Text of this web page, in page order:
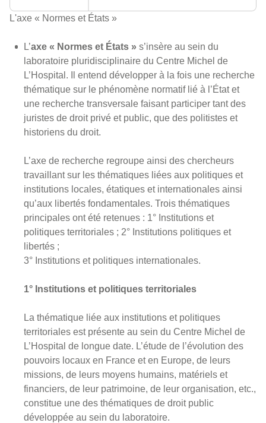
L'axe « Normes et États »
L’axe « Normes et États » s’insère au sein du
laboratoire pluridisciplinaire du Centre Michel de
L’Hospital. Il entend développer à la fois une recherche
thématique sur le phénomène normatif lié à l’État et
une recherche transversale faisant participer tant des
juristes de droit privé et public, que des politistes et
historiens du droit.
L’axe de recherche regroupe ainsi des chercheurs
travaillant sur les thématiques liées aux politiques et
institutions locales, étatiques et internationales ainsi
qu’aux libertés fondamentales. Trois thématiques
principales ont été retenues : 1° Institutions et
politiques territoriales ; 2° Institutions politiques et
libertés ;
3° Institutions et politiques internationales.
1° Institutions et politiques territoriales
La thématique liée aux institutions et politiques
territoriales est présente au sein du Centre Michel de
L’Hospital de longue date. L’étude de l’évolution des
pouvoirs locaux en France et en Europe, de leurs
missions, de leurs moyens humains, matériels et
financiers, de leur patrimoine, de leur organisation, etc.,
constitue une des thématiques de droit public
développée au sein du laboratoire.